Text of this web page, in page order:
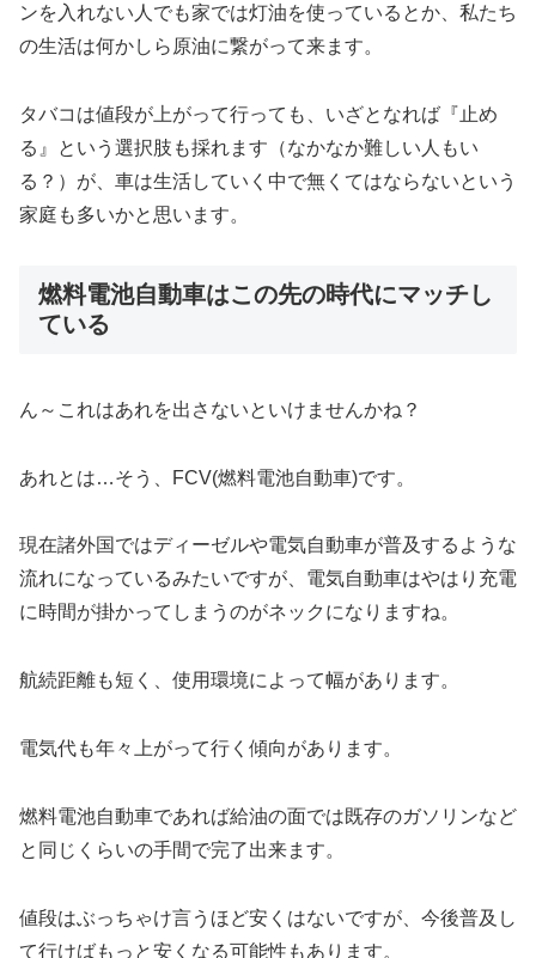
ンを入れない人でも家では灯油を使っているとか、私たち
の生活は何かしら原油に繋がって来ます。
タバコは値段が上がって行っても、いざとなれば『止め
る』という選択肢も採れます（なかなか難しい人もい
る？）が、車は生活していく中で無くてはならないという
家庭も多いかと思います。
燃料電池自動車はこの先の時代にマッチし
ている
ん～これはあれを出さないといけませんかね？
あれとは…そう、FCV(燃料電池自動車)です。
現在諸外国ではディーゼルや電気自動車が普及するような
流れになっているみたいですが、電気自動車はやはり充電
に時間が掛かってしまうのがネックになりますね。
航続距離も短く、使用環境によって幅があります。
電気代も年々上がって行く傾向があります。
燃料電池自動車であれば給油の面では既存のガソリンなど
と同じくらいの手間で完了出来ます。
値段はぶっちゃけ言うほど安くはないですが、今後普及し
て行けばもっと安くなる可能性もあります。